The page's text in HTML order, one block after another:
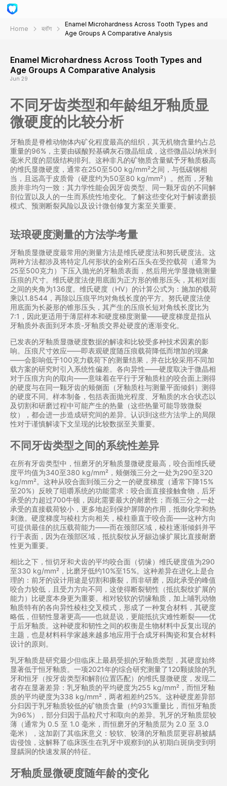
Home ब्लॉग
Enamel Microhardness Across Tooth Types and
Age Groups A Comparative Analysis
Enamel Microhardness Across Tooth Types and
Age Groups A Comparative Analysis
Jun 29
不同牙齿类型和年龄组牙釉质显
微硬度的比较分析
牙釉质是脊椎动物体内矿化程度最高的组织，其无机物含量约占总
重量的96%，主要由碳酸羟基磷灰石微晶组成，这些微晶以纳米到
毫米尺度的层级结构排列。这种非凡的矿物质含量赋予牙釉质极高
的维氏显微硬度，通常在250至500 kg/mm²之间，与低碳钢相
当，且远高于皮质骨（硬度约为50至80 kg/mm²）。然而，牙釉
质并非均匀一致：其力学性能会因牙齿类型、同一颗牙齿的不同解
剖位置以及人的一生而系统性地变化。了解这些变化对于解读磨损
模式、预测断裂风险以及设计微创修复方案至关重要。
珐琅硬度测量的方法学考量
牙釉质显微硬度最常用的测量方法是维氏硬度法和努氏硬度法。这
两种方法都涉及将特定几何形状的金刚石压头在受控载荷（通常为
25至500克力）下压入抛光的牙釉质表面，然后用光学显微镜测量
压痕的尺寸。维氏硬度法使用底面为正方形的锥形压头，其相对面
之间的夹角为136度。维氏硬度（HV）的计算公式为：施加的载荷
乘以1.8544，再除以压痕平均对角线长度的平方。努氏硬度法使
用底面为长菱形的锥形压头，其产生的压痕长短对角线长度比为
7:1，因此更适用于薄层样本和硬度梯度测量——硬度梯度是指从
牙釉质外表面到牙本质-牙釉质交界处硬度的逐渐变化。
已发表的牙釉质显微硬度数据的解读和比较受多种技术因素的影
响。压痕尺寸效应——即表观硬度随压痕载荷降低而增加的现象
——会影响低于100克力载荷下的测量结果，并在比较采用不同加
载方案的研究时引入系统性偏差。各向异性——硬度取决于微晶相
对于压痕方向的取向——意味着在平行于牙釉质柱的咬合面上测得
的硬度与在同一颗牙齿的颊侧面（牙釉质柱与测量平面倾斜）测得
的硬度不同。样本制备，包括表面抛光程度、牙釉质的水合状态以
及切割和研磨过程中可能产生的热量（这些热量可能导致微裂
纹），都会进一步造成研究间的差异。认识到这些方法学上的局限
性对于谨慎解读下文呈现的比较数据至关重要。
不同牙齿类型之间的系统性差异
在所有牙齿类型中，恒磨牙的牙釉质显微硬度最高，咬合面维氏硬
度平均值为340至380 kg/mm²，颊侧颈三分之一处为290至320
kg/mm²。这种从咬合面到颈三分之一的硬度梯度（通常下降15%
至20%）反映了咀嚼系统的功能需求：咬合面直接接触食物，后牙
承受的力超过700牛顿，因此需要最大的耐磨性；而颈三分之一处
承受的直接载荷较小，更多地起到保护屏障的作用，抵御化学和热
刺激。硬度梯度与棱柱方向相关，棱柱垂直于咬合面——这种方向
可提供最佳的抗压载荷能力——而在颈部区域，棱柱逐渐倾斜并平
行于表面，因为在颈部区域，抵抗裂纹从牙龈边缘扩展比直接耐磨
性更为重要。
相比之下，恒切牙和犬齿的平均咬合面（切缘）维氏硬度值为290
至330 kg/mm²，比磨牙低约10%至15%。这种差异在进化上是合
理的：前牙的设计用途是切割和撕裂，而非研磨，因此承受的峰值
咬合力较低，且受力方向不同，这使得断裂韧性（抵抗裂纹扩展的
能力）比硬度本身更为重要。相对较软的切缘釉质，加上哺乳动物
釉质特有的各向异性棱柱交叉模式，形成了一种复合材料，其硬度
略低，但韧性显著更高——也就是说，更能抵抗灾难性断裂——优
于后牙釉质。这种硬度和韧性之间的权衡是生物材料中反复出现的
主题，也是材料科学家越来越多地应用于合成牙科陶瓷和复合材料
设计的原则。
乳牙釉质是研究最少但临床上最易受损的牙釉质类型，其硬度始终
显著低于恒牙釉质。一项2021年的综合研究测量了120颗拔除的乳
牙和恒牙（按牙齿类型和解剖位置匹配）的维氏显微硬度，发现二
者存在显著差异：乳牙釉质的平均硬度为255 kg/mm²，而恒牙釉
质的平均硬度为338 kg/mm²，两者相差约25%。这种硬度差异部
分归因于乳牙釉质较低的矿物质含量（约93%重量比，而恒牙釉质
为96%），部分归因于晶粒尺寸和取向的差异。乳牙的牙釉质层较
薄（通常为 0.5 至 1.0 毫米，而恒磨牙的牙釉质层为 2.0 至 3.0
毫米），这加剧了其临床意义：较软、较薄的牙釉质层更容易被龋
齿侵蚀，这解释了临床医生在乳牙中观察到的从初期白斑病变到明
显龋洞的快速发展的特征。
牙釉质显微硬度随年龄的变化